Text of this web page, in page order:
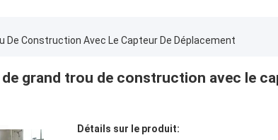
De Construction Avec Le Capteur De Déplacement
grand trou de construction avec le
Détails sur le produit: